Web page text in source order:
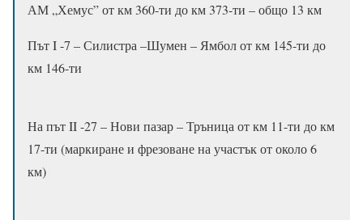
АМ „Хемус” от км 360-ти до км 373-ти – общо 13 км
Път I -7 – Силистра –Шумен – Ямбол от км 145-ти до
км 146-ти
На път II -27 – Нови пазар – Тръница от км 11-ти до км
17-ти (маркиране и фрезоване на участък от около 6
км)